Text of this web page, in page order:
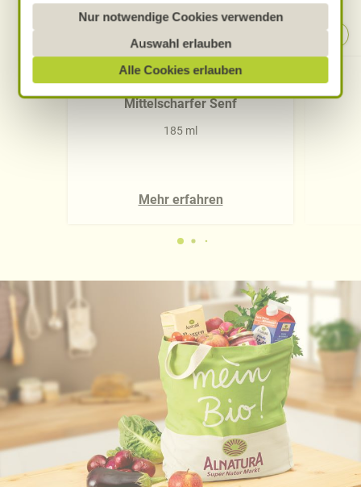
Sofern personenbezogene Daten dorthin übermittelt
werden, besteht das Risiko, dass diese erfasst und
analysiert werden und Betroffenenrechte nicht
durchgesetzt werden könnten. Sie können jederzeit
Ihre Einwilligung zur Datenverarbeitung und
-übermittlung widerrufen und Tools deaktivieren.
Ausführliche Informationen finden Sie in unserer
Alle Cookies erlauben
Auswahl erlauben
Nur notwendige Cookies verwenden
Alnatura
Mittelscharfer Senf
185 ml
Mehr erfahren